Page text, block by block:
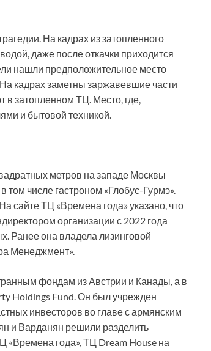
На кадрах из затопленного
даже после откачки приходится
нашли предположительное место
кадрах заметны заржавевшие части
затопленном ТЦ. Место, где,
и бытовой техникой.
метров на западе Москвы
том числе гастроном «Глобус-Гурмэ».
сайте ТЦ «Времена года» указано, что
организации с 2022 года
Ранее она владела лизинговой
Менеджмент».
фондам из Австрии и Канады, а в
Holdings Fund. Он был учрежден
инвесторов во главе с армянским
и Варданян решили разделить
«Времена года», ТЦ Dream House на